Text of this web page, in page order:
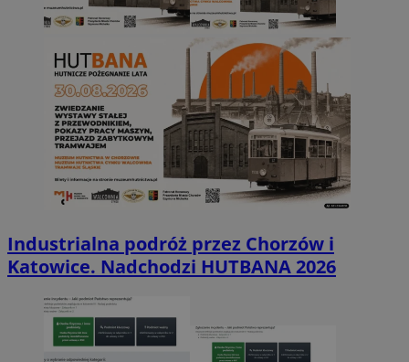
Industrialna podróż przez Chorzów i
Katowice. Nadchodzi HUTBANA 2026